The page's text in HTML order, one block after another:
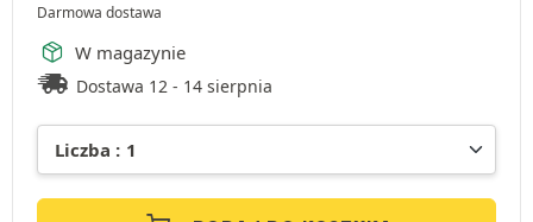
Darmowa dostawa
W magazynie
Dostawa 12 - 14 sierpnia